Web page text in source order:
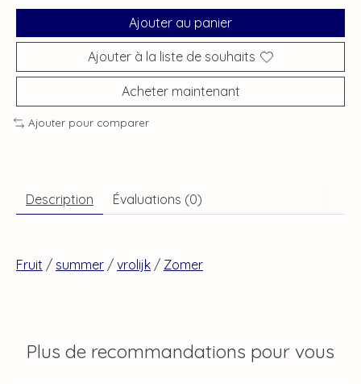
Ajouter au panier
Ajouter à la liste de souhaits
Acheter maintenant
Ajouter pour comparer
Description Évaluations (0)
Fruit / summer / vrolijk / Zomer
Plus de recommandations pour vous